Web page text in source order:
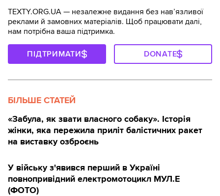
TEXTY.ORG.UA — незалежне видання без навʼязливої
реклами й замовних матеріалів. Щоб працювати далі,
нам потрібна ваша підтримка.
ПІДТРИМАТИ DONATE
БІЛЬШЕ СТАТЕЙ
«Забула, як звати власного собаку». Історія
жінки, яка пережила приліт балістичних ракет
на виставку озброєнь
У війську з'явився перший в Україні
повнопривідний електромотоцикл МУЛ.Е
(ФОТО)